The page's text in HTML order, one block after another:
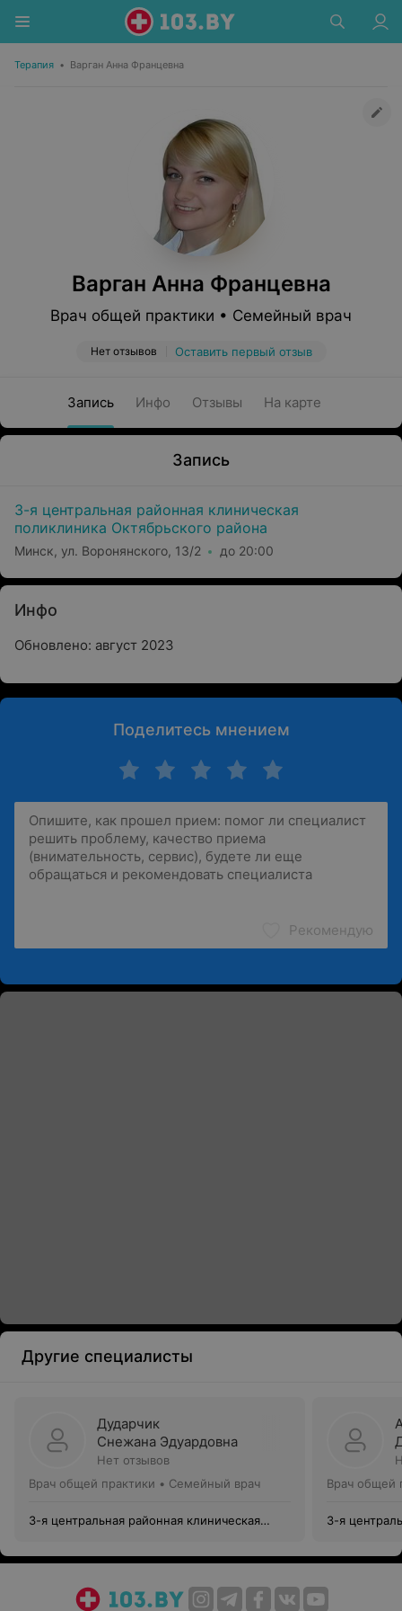
Терапия • Варган Анна Францевна
Варган Анна Францевна
Врач общей практики • Семейный врач
Нет отзывов Оставить первый отзыв
Запись Инфо Отзывы На карте
Запись
3-я центральная районная клиническая
поликлиника Октябрьского района
Минск, ул. Воронянского, 13/2 до 20:00
Инфо
Обновлено: август 2023
Поделитесь мнением
Рекомендую
Другие специалисты
Дударчик
Снежана Эдуардовна
Нет отзывов
Врач общей практики • Семейный врач
3-я центральная районная клиническая
Врач общей
3-я